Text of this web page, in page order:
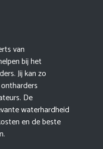
van
bij het
Jij kan zo
De
waterhardheid
en de beste